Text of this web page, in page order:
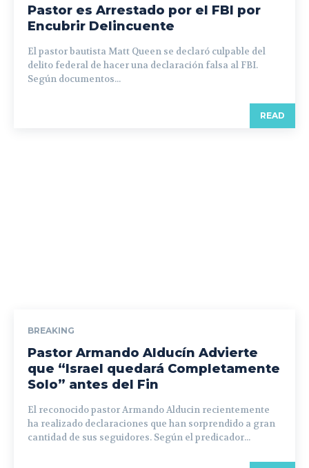
Pastor es Arrestado por el FBI por
Encubrir Delincuente
El pastor bautista Matt Queen se declaró culpable del
delito federal de hacer una declaración falsa al FBI.
Según documentos...
READ
BREAKING
Pastor Armando Alducín Advierte
que “Israel quedará Completamente
Solo” antes del Fin
El reconocido pastor Armando Alducin recientemente
ha realizado declaraciones que han sorprendido a gran
cantidad de sus seguidores. Según el predicador...